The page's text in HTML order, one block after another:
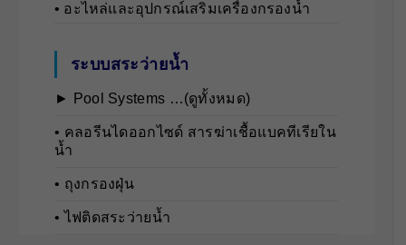
• อะไหล่และอุปกรณ์เสริมเครื่องกรองน้ำ
ระบบสระว่ายน้ำ
► Pool Systems …(ดูทั้งหมด)
• คลอรีนไดออกไซด์ สารฆ่าเชื้อแบคทีเรียใน
น้ำ
• ถุงกรองฝุ่น
• ไฟติดสระว่ายน้ำ